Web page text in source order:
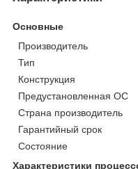
Основные
Производитель
Тип
Конструкция
Предустановленная ОС
Страна производитель
Гарантийный срок
Состояние
Характеристики